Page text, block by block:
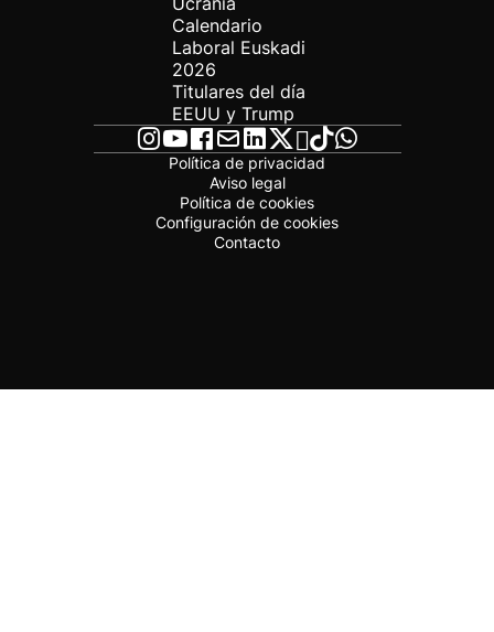
Calendario
Laboral Euskadi
2026
Titulares del día
EEUU y Trump
Política de privacidad
Aviso legal
Política de cookies
Configuración de cookies
Contacto